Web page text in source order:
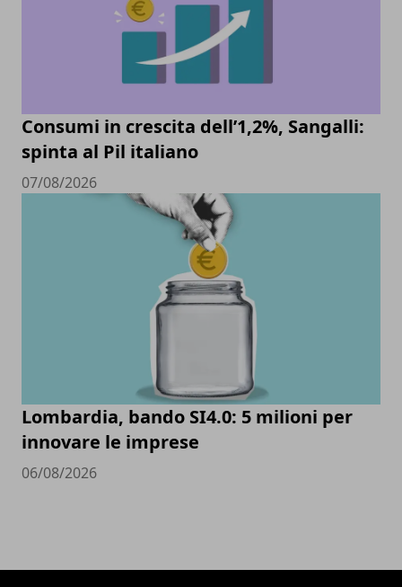
Consumi in crescita dell’1,2%, Sangalli:
spinta al Pil italiano
07/08/2026
Lombardia, bando SI4.0: 5 milioni per
innovare le imprese
06/08/2026